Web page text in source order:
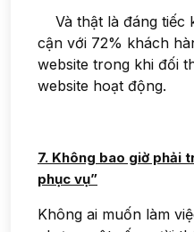
Và thật là đáng tiếc
cận với 72% khách
website trong khi đối
website hoạt động.
7. Không bao giờ phải
phục vụ”
Không ai muốn làm